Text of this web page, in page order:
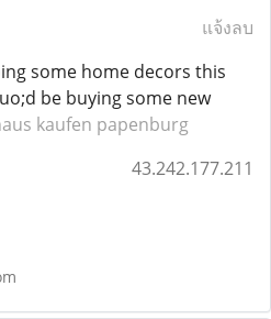
แจ้งลบ
some home decors this
be buying some new
kaufen papenburg
43.242.177.211